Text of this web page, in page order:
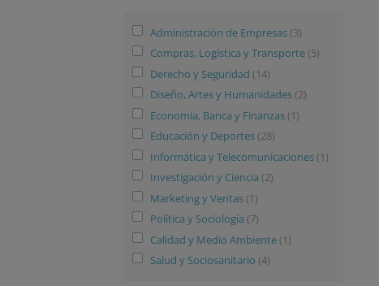
Administración de Empresas (3)
Compras, Logística y Transporte (5)
Derecho y Seguridad (14)
Diseño, Artes y Humanidades (2)
Economía, Banca y Finanzas (1)
Educación y Deportes (28)
Informática y Telecomunicaciones (1)
Investigación y Ciencia (2)
Marketing y Ventas (1)
Política y Sociología (7)
Calidad y Medio Ambiente (1)
Salud y Sociosanitario (4)